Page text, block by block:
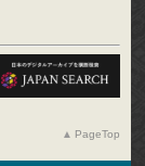
PageTop